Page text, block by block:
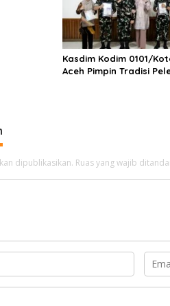
Kasdim Kodim 0101/
Aceh Pimpin Tradisi
dipublikasikan. Ruas yang wajib ditandai